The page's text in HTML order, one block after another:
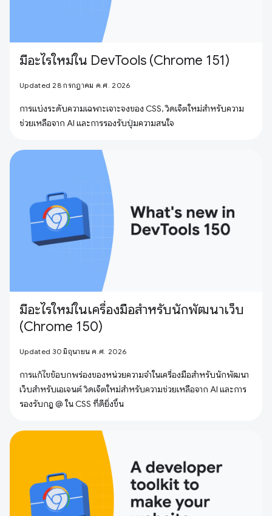
มีอะไรใหม่ใน DevTools (Chrome 151)
Updated 28 กรกฎาคม ค.ศ. 2026
การแบ่งระดับความเฉพาะเจาะจงของ CSS, วิดเจ็ตใหม่สำหรับความ
ช่วยเหลือจาก AI และการรองรับปุ่มความสนใจ
มีอะไรใหม่ในเครื่องมือสำหรับนักพัฒนาเว็บ
(Chrome 150)
Updated 30 มิถุนายน ค.ศ. 2026
การแก้ไขข้อบกพร่องของหน่วยความจำในเครื่องมือสำหรับนักพัฒนา
เว็บสำหรับเอเจนต์ วิดเจ็ตใหม่สำหรับความช่วยเหลือจาก AI และการ
รองรับกฎ @ ใน CSS ที่ดียิ่งขึ้น